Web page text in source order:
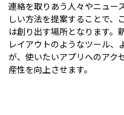
連絡を取りあう人々やニュー
しい方法を提案することで、
は創り出す場所となります。
レイアウトのようなツール、
が、使いたいアプリへのアク
産性を向上させます。